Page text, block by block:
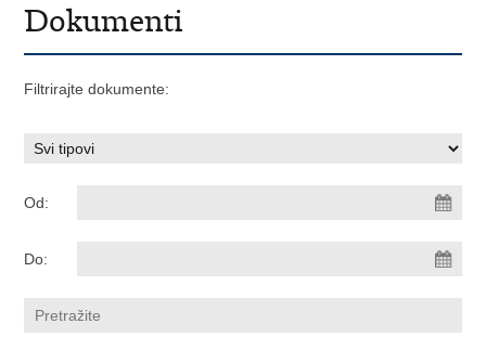
Dokumenti
Filtrirajte dokumente:
Od:
Do: